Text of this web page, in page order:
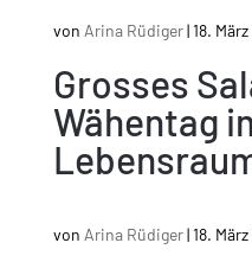
von Arina Rüdiger|18.
Grosses
Wähentag
von Arina Rüdiger|18.